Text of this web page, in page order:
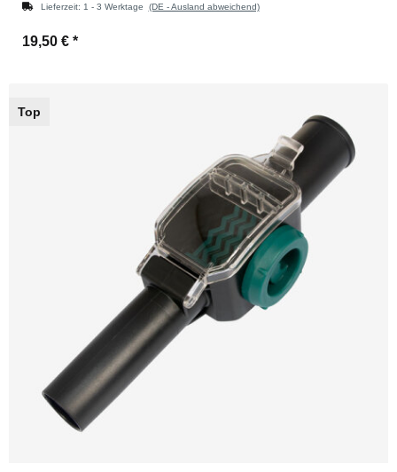
Lieferzeit: 1 - 3 Werktage (DE - Ausland abweichend)
19,50 € *
Top